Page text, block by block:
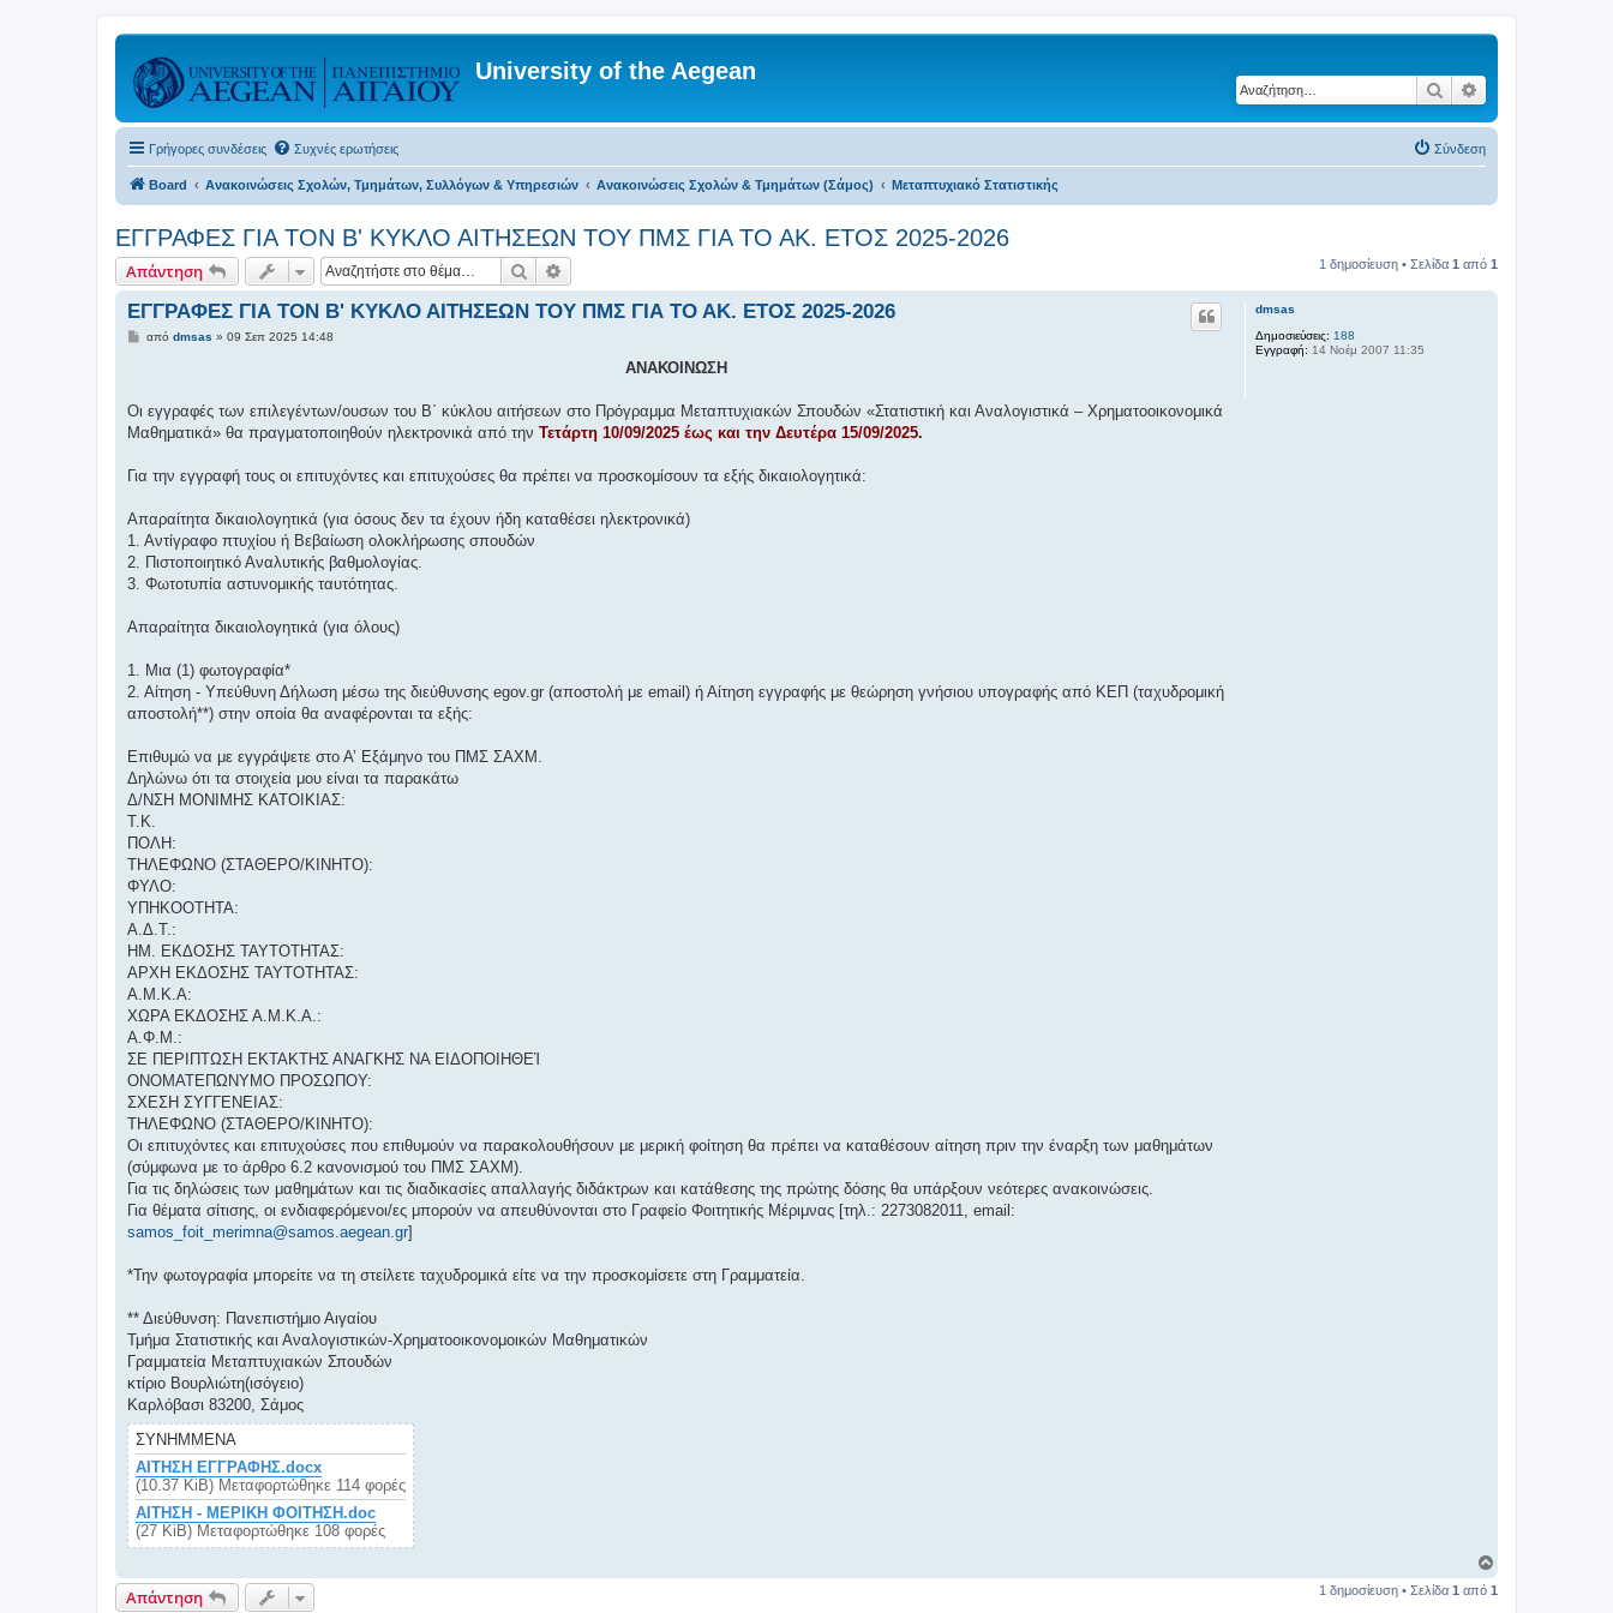
University of the Aegean
Αναζήτηση
Γρήγορες συνδέσεις Συχνές ερωτήσεις Σύνδεση
Board Ανακοινώσεις Σχολών, Τμημάτων, Συλλόγων & Υπηρεσιών Ανακοινώσεις Σχολών & Τμημάτων (Σάμος) Μεταπτυχιακό Στατιστικής
ΕΓΓΡΑΦΕΣ ΓΙΑ ΤΟΝ Β' ΚΥΚΛΟ ΑΙΤΗΣΕΩΝ ΤΟΥ ΠΜΣ ΓΙΑ ΤΟ ΑΚ. ΕΤΟΣ 2025-2026
Απάντηση Αναζήτηση 1 δημοσίευση • Σελίδα 1 από 1
dmsas
Δημοσιεύσεις: 188
Εγγραφή: 14 Νοέμ 2007 11:35
ΕΓΓΡΑΦΕΣ ΓΙΑ ΤΟΝ Β' ΚΥΚΛΟ ΑΙΤΗΣΕΩΝ ΤΟΥ ΠΜΣ ΓΙΑ ΤΟ ΑΚ. ΕΤΟΣ 2025-2026
Δ
ί
υ
από dmsas » 09 Σεπ 2025 14:48
ΑΝΑΚΟΙΝΩΣΗ
Οι εγγραφές των επιλεγέντων/ουσων του Β΄ κύκλου αιτήσεων στο Πρόγραμμα Μεταπτυχιακών Σπουδών «Στατιστική και Αναλογιστικά – Χρηματοοικονομικά
Μαθηματικά» θα πραγματοποιηθούν ηλεκτρονικά από την Τετάρτη 10/09/2025 έως και την Δευτέρα 15/09/2025.
Για την εγγραφή τους οι επιτυχόντες και επιτυχούσες θα πρέπει να προσκομίσουν τα εξής δικαιολογητικά:
Απαραίτητα δικαιολογητικά (για όσους δεν τα έχουν ήδη καταθέσει ηλεκτρονικά)
1. Αντίγραφο πτυχίου ή Βεβαίωση ολοκλήρωσης σπουδών
2. Πιστοποιητικό Αναλυτικής βαθμολογίας.
3. Φωτοτυπία αστυνομικής ταυτότητας.
Απαραίτητα δικαιολογητικά (για όλους)
1. Μια (1) φωτογραφία*
2. Αίτηση - Υπεύθυνη Δήλωση μέσω της διεύθυνσης egov.gr (αποστολή με email) ή Αίτηση εγγραφής με θεώρηση γνήσιου υπογραφής από ΚΕΠ (ταχυδρομική
αποστολή**) στην οποία θα αναφέρονται τα εξής:
Επιθυμώ να με εγγράψετε στο Α’ Εξάμηνο του ΠΜΣ ΣΑΧΜ.
Δηλώνω ότι τα στοιχεία μου είναι τα παρακάτω
Δ/ΝΣΗ ΜΟΝΙΜΗΣ ΚΑΤΟΙΚΙΑΣ:
Τ.Κ.
ΠΟΛΗ:
ΤΗΛΕΦΩΝΟ (ΣΤΑΘΕΡΟ/ΚΙΝΗΤΟ):
ΦΥΛΟ:
ΥΠΗΚΟΟΤΗΤΑ:
Α.Δ.Τ.:
ΗΜ. ΕΚΔΟΣΗΣ ΤΑΥΤΟΤΗΤΑΣ:
ΑΡΧΗ ΕΚΔΟΣΗΣ ΤΑΥΤΟΤΗΤΑΣ:
Α.Μ.Κ.Α:
ΧΩΡΑ ΕΚΔΟΣΗΣ Α.Μ.Κ.Α.:
Α.Φ.Μ.:
ΣΕ ΠΕΡΙΠΤΩΣΗ ΕΚΤΑΚΤΗΣ ΑΝΑΓΚΗΣ ΝΑ ΕΙΔΟΠΟΙΗΘΕΊ
ΟΝΟΜΑΤΕΠΩΝΥΜΟ ΠΡΟΣΩΠΟΥ:
ΣΧΕΣΗ ΣΥΓΓΕΝΕΙΑΣ:
ΤΗΛΕΦΩΝΟ (ΣΤΑΘΕΡΟ/ΚΙΝΗΤΟ):
Οι επιτυχόντες και επιτυχούσες που επιθυμούν να παρακολουθήσουν με μερική φοίτηση θα πρέπει να καταθέσουν αίτηση πριν την έναρξη των μαθημάτων
(σύμφωνα με το άρθρο 6.2 κανονισμού του ΠΜΣ ΣΑΧΜ).
Για τις δηλώσεις των μαθημάτων και τις διαδικασίες απαλλαγής διδάκτρων και κατάθεσης της πρώτης δόσης θα υπάρξουν νεότερες ανακοινώσεις.
Για θέματα σίτισης, οι ενδιαφερόμενοι/ες μπορούν να απευθύνονται στο Γραφείο Φοιτητικής Μέριμνας [τηλ.: 2273082011, email:
samos_foit_merimna@samos.aegean.gr]
*Την φωτογραφία μπορείτε να τη στείλετε ταχυδρομικά είτε να την προσκομίσετε στη Γραμματεία.
** Διεύθυνση: Πανεπιστήμιο Αιγαίου
Τμήμα Στατιστικής και Αναλογιστικών-Χρηματοοικονομοικών Μαθηματικών
Γραμματεία Μεταπτυχιακών Σπουδών
κτίριο Βουρλιώτη(ισόγειο)
Καρλόβασι 83200, Σάμος
ΣΥΝΗΜΜΈΝΑ
ΑΙΤΗΣΗ ΕΓΓΡΑΦΗΣ.docx
(10.37 KiB) Μεταφορτώθηκε 114 φορές
ΑΙΤΗΣΗ - ΜΕΡΙΚΗ ΦΟΙΤΗΣΗ.doc
(27 KiB) Μεταφορτώθηκε 108 φορές
ρ
Απάντηση 1 δημοσίευση • Σελίδα 1 από 1